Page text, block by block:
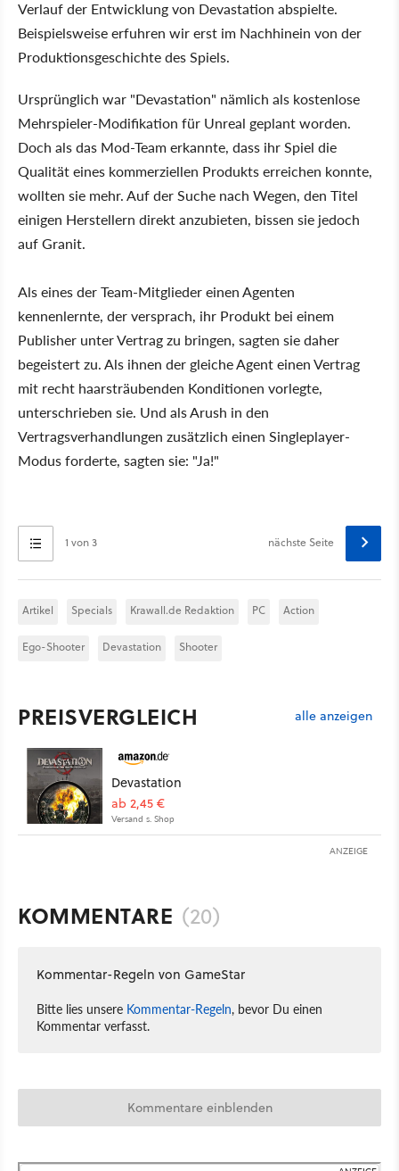
Verlauf der Entwicklung von Devastation abspielte.
Beispielsweise erfuhren wir erst im Nachhinein von der
Produktionsgeschichte des Spiels.
Ursprünglich war "Devastation" nämlich als kostenlose
Mehrspieler-Modifikation für Unreal geplant worden.
Doch als das Mod-Team erkannte, dass ihr Spiel die
Qualität eines kommerziellen Produkts erreichen konnte,
wollten sie mehr. Auf der Suche nach Wegen, den Titel
einigen Herstellern direkt anzubieten, bissen sie jedoch
auf Granit.
Als eines der Team-Mitglieder einen Agenten
kennenlernte, der versprach, ihr Produkt bei einem
Publisher unter Vertrag zu bringen, sagten sie daher
begeistert zu. Als ihnen der gleiche Agent einen Vertrag
mit recht haarsträubenden Konditionen vorlegte,
unterschrieben sie. Und als Arush in den
Vertragsverhandlungen zusätzlich einen Singleplayer-
Modus forderte, sagten sie: "Ja!"
1 von 3 nächste Seite
Artikel Specials Krawall.de Redaktion PC Action
Ego-Shooter Devastation Shooter
PREISVERGLEICH alle anzeigen
Devastation
ab 2,45 €
Versand s. Shop
ANZEIGE
KOMMENTARE (20)
Kommentar-Regeln von GameStar
Bitte lies unsere Kommentar-Regeln, bevor Du einen
Kommentar verfasst.
Kommentare einblenden